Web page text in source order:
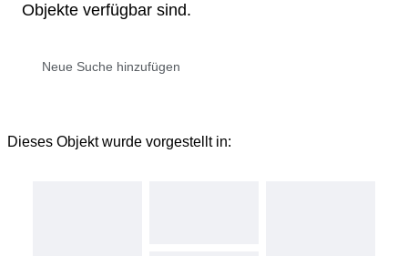
Objekte verfügbar sind.
Dieses Objekt wurde vorgestellt in: